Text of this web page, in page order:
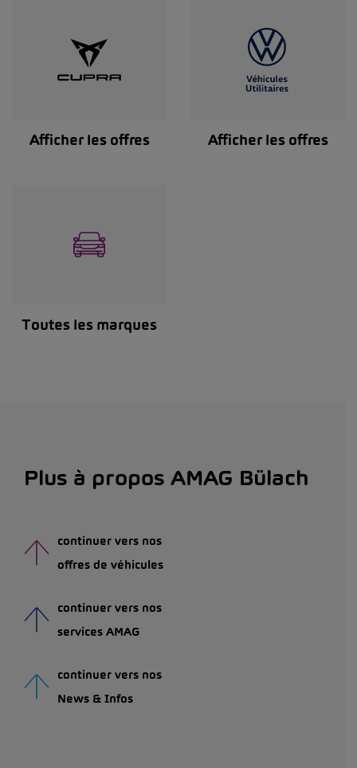
Afficher les offres Afficher les offres
Toutes les marques
Plus à propos AMAG Bülach
continuer vers nos
offres de véhicules
continuer vers nos
services AMAG
continuer vers nos
News & Infos